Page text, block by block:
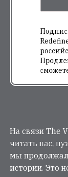
На связи The
читать нас,
мы
истории. Это